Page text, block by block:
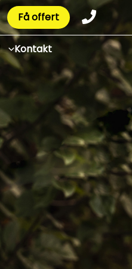
Få offert
Kontakt